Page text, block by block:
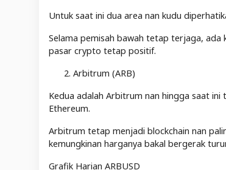
Untuk saat ini dua area nan kudu
Selama pemisah bawah tetap terjaga, ada
pasar crypto tetap positif.
Arbitrum (ARB)
Kedua adalah Arbitrum nan hingga saat
Ethereum.
Arbitrum tetap menjadi blockchain nan
kemungkinan harganya bakal bergerak
Grafik Harian ARBUSD